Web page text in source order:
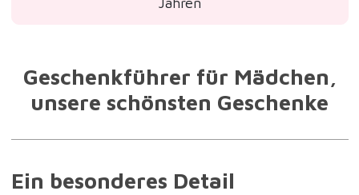
Geschenkführer für Mädchen,
unsere schönsten Geschenke
Ein besonderes Detail